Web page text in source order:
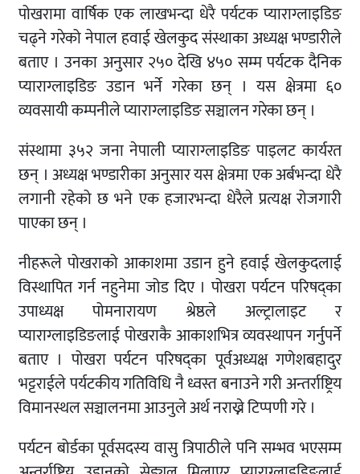
पोखरामा वार्षिक एक लाखभन्दा धेरै पर्यटक प्याराग्लाइडिङ
चढ्ने गरेको नेपाल हवाई खेलकुद संस्थाका अध्यक्ष भण्डारीले
बताए । उनका अनुसार २५० देखि ४५० सम्म पर्यटक दैनिक
प्याराग्लाइडिङ उडान भर्ने गरेका छन् । यस क्षेत्रमा ६०
व्यवसायी कम्पनीले प्याराग्लाइडिङ सञ्चालन गरेका छन् ।
संस्थामा ३५२ जना नेपाली प्याराग्लाइडिङ पाइलट कार्यरत
छन् । अध्यक्ष भण्डारीका अनुसार यस क्षेत्रमा एक अर्बभन्दा धेरै
लगानी रहेको छ भने एक हजारभन्दा धेरैले प्रत्यक्ष रोजगारी
पाएका छन् ।
नीहरूले पोखराको आकाशमा उडान हुने हवाई खेलकुदलाई
विस्थापित गर्न नहुनेमा जोड दिए । पोखरा पर्यटन परिषद्का
उपाध्यक्ष पोमनारायण श्रेष्ठले अल्ट्रालाइट र
प्याराग्लाइडिङलाई पोखराकै आकाशभित्र व्यवस्थापन गर्नुपर्ने
बताए । पोखरा पर्यटन परिषद्का पूर्वअध्यक्ष गणेशबहादुर
भट्टराईले पर्यटकीय गतिविधि नै ध्वस्त बनाउने गरी अन्तर्राष्ट्रिय
विमानस्थल सञ्चालनमा आउनुले अर्थ नराख्ने टिप्पणी गरे ।
पर्यटन बोर्डका पूर्वसदस्य वासु त्रिपाठीले पनि सम्भव भएसम्म